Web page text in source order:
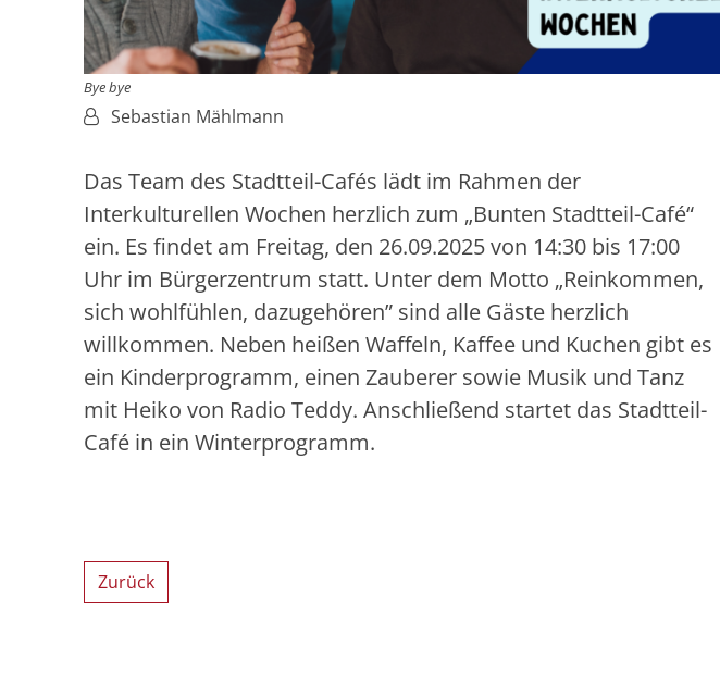
Bye bye
Von:Sebastian Mählmann
Das Team des Stadtteil-Cafés lädt im Rahmen der
Interkulturellen Wochen herzlich zum „Bunten Stadtteil-Café“
ein. Es findet am Freitag, den 26.09.2025 von 14:30 bis 17:00
Uhr im Bürgerzentrum statt. Unter dem Motto „Reinkommen,
sich wohlfühlen, dazugehören” sind alle Gäste herzlich
willkommen. Neben heißen Waffeln, Kaffee und Kuchen gibt es
ein Kinderprogramm, einen Zauberer sowie Musik und Tanz
mit Heiko von Radio Teddy. Anschließend startet das Stadtteil-
Café in ein Winterprogramm.
Zurück